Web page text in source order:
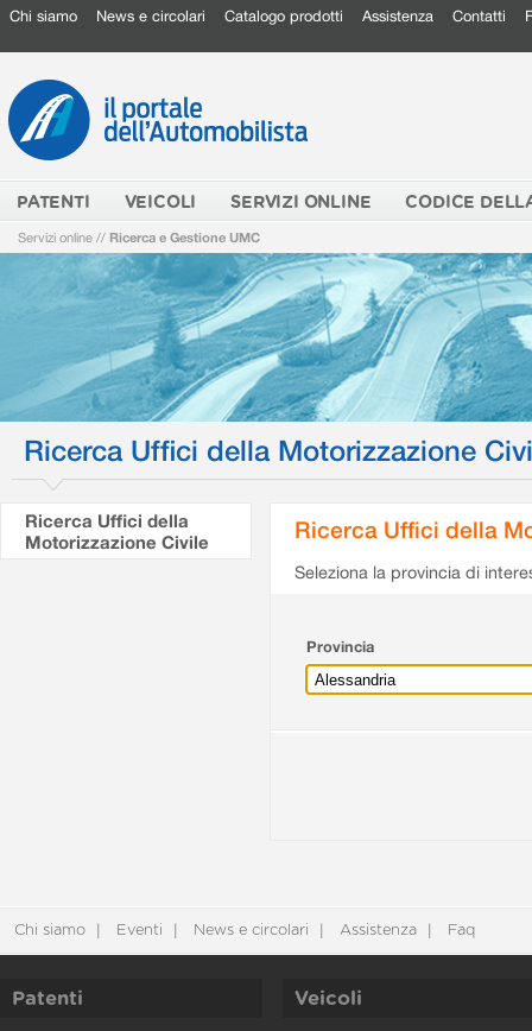
Chi siamo News e circolari Catalogo prodotti Assistenza Contatti
PATENTI VEICOLI SERVIZI ONLINE CODICE
Servizi online // Ricerca e Gestione UMC
Ricerca Uffici della Motorizzazione
Ricerca Uffici della
Motorizzazione Civile
Ricerca Uffici della
Seleziona la provincia di
Provincia
Chi siamo Eventi News e circolari Assistenza Faq
Patenti Veicoli